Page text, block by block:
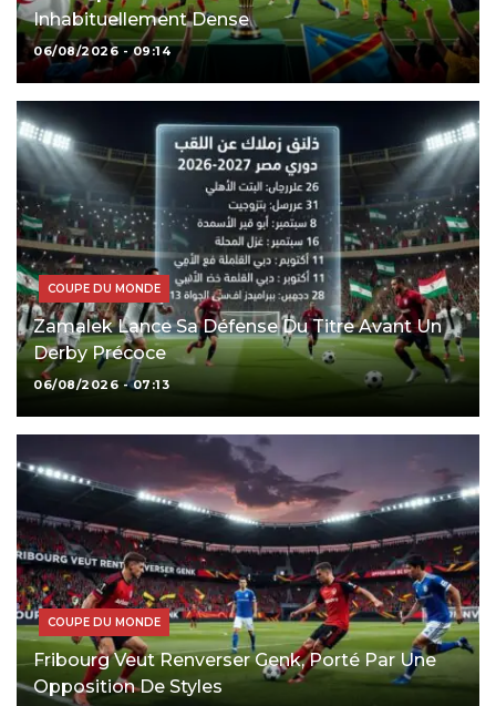
Inhabituellement Dense
06/08/2026 - 09:14
COUPE DU MONDE
Zamalek Lance Sa Défense Du Titre Avant Un
Derby Précoce
06/08/2026 - 07:13
COUPE DU MONDE
Fribourg Veut Renverser Genk, Porté Par Une
Opposition De Styles